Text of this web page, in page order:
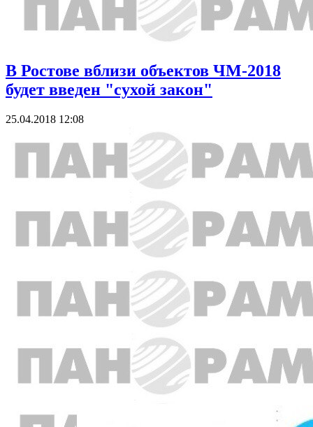
В Ростове вблизи объектов ЧМ-2018
будет введен "сухой закон"
25.04.2018 12:08